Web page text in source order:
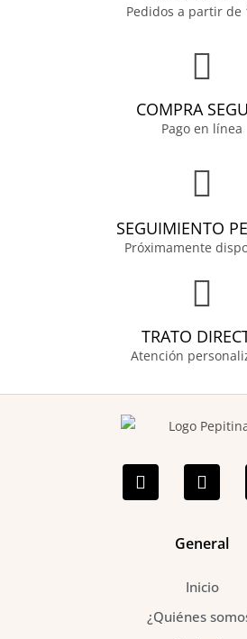
Pedidos a partir de
COMPRA
Pago en línea
SEGUIMIENTO
Próximamente
TRATO
Atención
a
c
e
n
s
t
g
a
m
General
Inicio
¿Quiénes